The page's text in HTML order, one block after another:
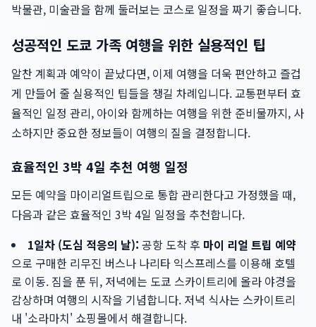
박물관, 미술관을 함께 둘러보는 코스로 일정을 짜기 좋습니다.
성공적인 도쿄 가족 여행을 위한 실용적인 팁
알찬 계획과 예약이 끝났다면, 이제 여행을 더욱 편안하고 즐겁
게 만들어 줄 실용적인 팁들을 챙길 차례입니다. 교통편부터 효
율적인 일정 관리, 아이와 함께하는 여행을 위한 준비물까지, 사
소하지만 중요한 정보들이 여행의 질을 결정합니다.
효율적인 3박 4일 추천 여행 일정
모든 예약을 마이리얼트립으로 통합 관리한다고 가정했을 때,
다음과 같은 효율적인 3박 4일 일정을 추천합니다.
1일차 (도심 적응의 날): 공항 도착 후 마이 리얼 트립 예약
으로 구매한 리무진 버스나 나리타 익스프레스를 이용해 호텔
로 이동. 짐을 푼 뒤, 저녁에는 도쿄 스카이트리에 올라 야경을
감상하며 여행의 시작을 기념합니다. 저녁 식사는 스카이트리
내 '소라마치' 쇼핑몰에서 해결합니다.